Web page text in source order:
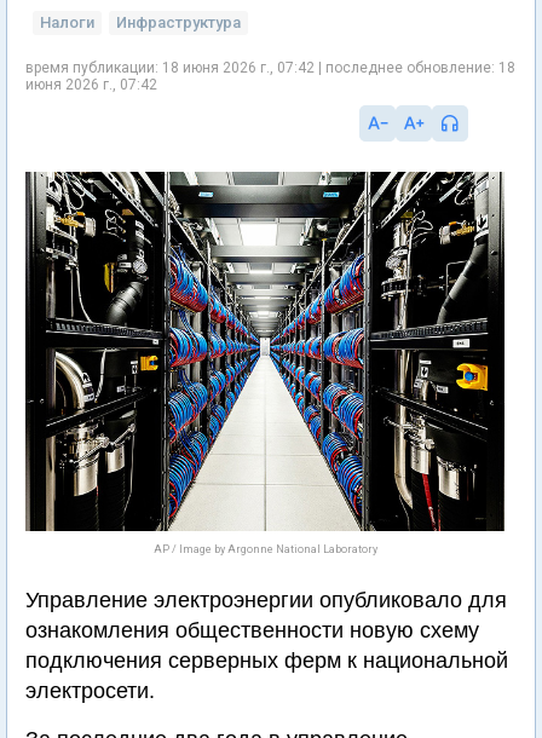
Налоги Инфраструктура
время публикации: 18 июня 2026 г., 07:42 | последнее обновление: 18
июня 2026 г., 07:42
AP / Image by Argonne National Laboratory
Управление электроэнергии опубликовало для
ознакомления общественности новую схему
подключения серверных ферм к национальной
электросети.